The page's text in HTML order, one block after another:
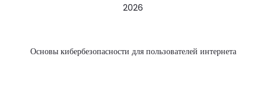
2026
Основы кибербезопасности для пользователей интернета